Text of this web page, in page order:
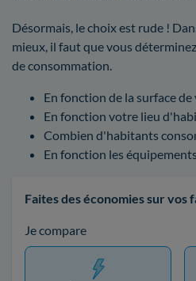
Désormais, le choix est rude !
mieux, il faut que vous
de consommation.
En fonction de la surface
En fonction votre lieu
Combien d'habitants
En fonction les
Faites des économies sur vos
Je compare